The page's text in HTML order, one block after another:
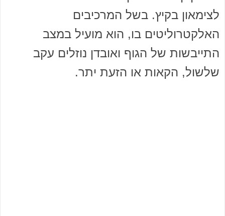
לצימאון בקיץ. בשל המרכיבים
האלקטרוליטים בו, הוא מועיל במצב
התייבשות של הגוף ואובדן נוזלים עקב
שלשול, הקאות או הזעת יתר.